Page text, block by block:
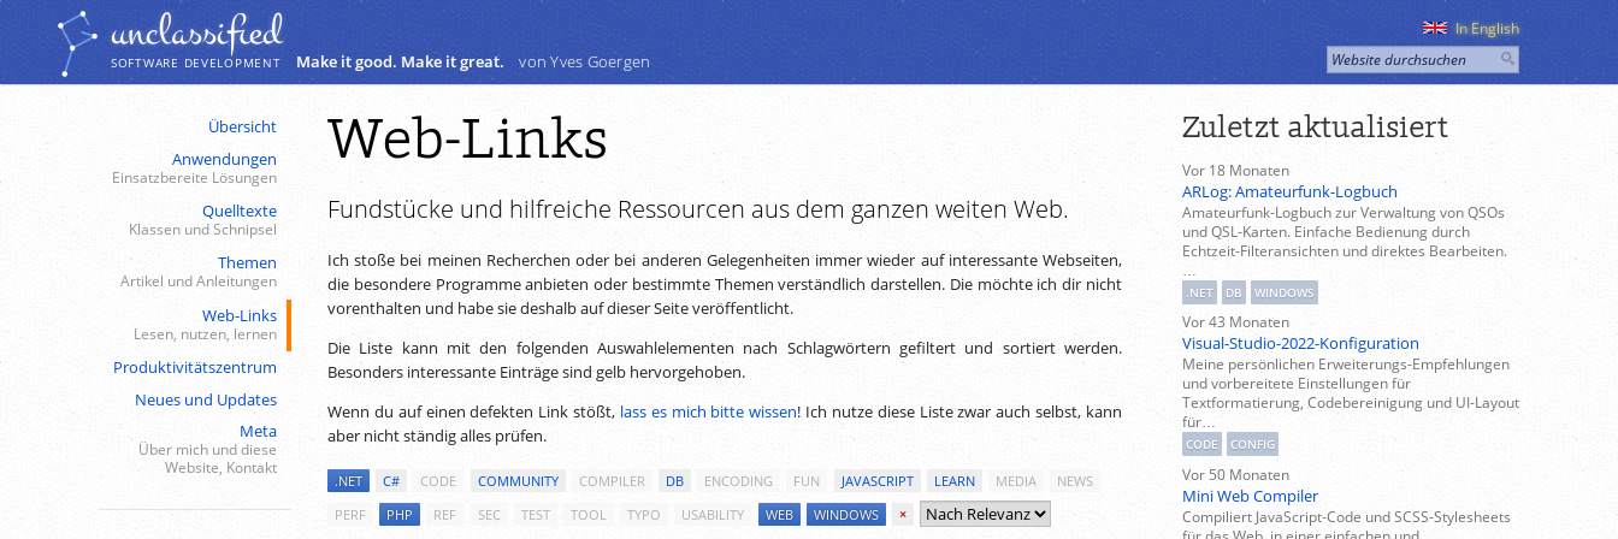
Inhalt
In English
unclassiﬁed
SOFTWARE DEVELOPMENT Make it good. Make it great. von Yves Goergen
Übersicht
Anwendungen
Einsatzbereite Lösungen
Quelltexte
Klassen und Schnipsel
Themen
Artikel und Anleitungen
Web-Links
Lesen, nutzen, lernen
Produktivitätszentrum
Neues und Updates
Meta
Über mich und diese
Website, Kontakt
Zuletzt aktualisiert
Vor 18 Monaten
ARLog: Amateurfunk-Logbuch
Amateurfunk-Logbuch zur Verwaltung von QSOs
und QSL-Karten. Einfache Bedienung durch
Echtzeit-Filteransichten und direktes Bearbeiten.
…
.NET DB WINDOWS
Vor 43 Monaten
Visual-Studio-2022-Konfiguration
Meine persönlichen Erweiterungs-Empfehlungen
und vorbereitete Einstellungen für
Textformatierung, Codebereinigung und UI-Layout
für…
CODE CONFIG
Vor 50 Monaten
Mini Web Compiler
Compiliert JavaScript-Code und SCSS-Stylesheets
Web-Links
Fundstücke und hilfreiche Ressourcen aus dem ganzen weiten Web.
Ich stoße bei meinen Recherchen oder bei anderen Gelegenheiten immer wieder auf interessante Webseiten,
die besondere Programme anbieten oder bestimmte Themen verständlich darstellen. Die möchte ich dir nicht
vorenthalten und habe sie deshalb auf dieser Seite veröffentlicht.
Die Liste kann mit den folgenden Auswahlelementen nach Schlagwörtern gefiltert und sortiert werden.
Besonders interessante Einträge sind gelb hervorgehoben.
Wenn du auf einen defekten Link stößt, lass es mich bitte wissen! Ich nutze diese Liste zwar auch selbst, kann
aber nicht ständig alles prüfen.
.NET C# CODE COMMUNITY COMPILER DB ENCODING FUN JAVASCRIPT LEARN MEDIA
NEWS
PERF
PHP REF SEC TEST TOOL TYPO USABILITY WEB WINDOWS ×